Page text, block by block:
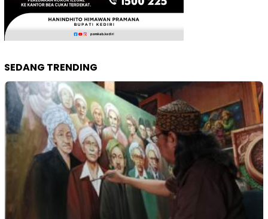
SEDANG TRENDING